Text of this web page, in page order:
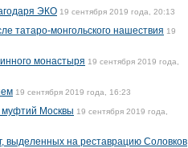
ЭКО 19 сентября 2019 года, 20:13
татаро-монгольского нашествия 19
монастыря 19 сентября 2019 года,
19 сентября 2019 года, 16:23
муфтий Москвы 19 сентября 2019 года,
выделенных на реставрацию Соловков